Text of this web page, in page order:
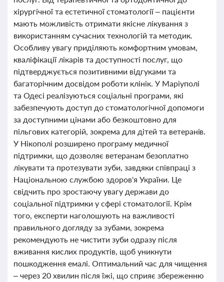
хірургічної та естетичної стоматології – пацієнти
мають можливість отримати якісне лікування з
використанням сучасних технологій та методик.
Особливу увагу приділяють комфортним умовам,
кваліфікації лікарів та доступності послуг, що
підтверджується позитивними відгуками та
багаторічним досвідом роботи клінік. У Маріуполі
та Одесі реалізуються соціальні програми, які
забезпечують доступ до стоматологічної допомоги
за доступними цінами або безкоштовно для
пільгових категорій, зокрема для дітей та ветеранів.
У Нікополі розширено програму медичної
підтримки, що дозволяє ветеранам безоплатно
лікувати та протезувати зуби, завдяки співпраці з
Національною службою здоров'я України. Це
свідчить про зростаючу увагу держави до
соціальної підтримки у сфері стоматології. Крім
того, експерти наголошують на важливості
правильного догляду за зубами, зокрема
рекомендують не чистити зуби одразу після
вживання кислих продуктів, щоб уникнути
пошкодження емалі. Оптимальний час для чищення
– через 20 хвилин після їжі, що сприяє збереженню